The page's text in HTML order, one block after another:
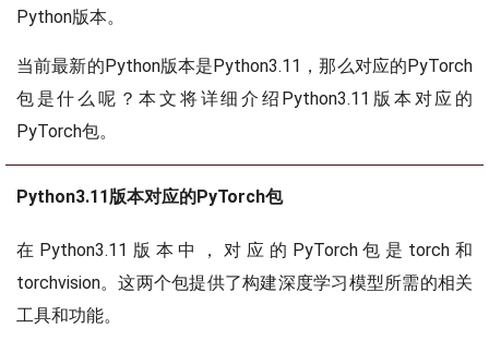
Python版本。
当前最新的Python版本是Python3.11，那么对应的PyTorch
包是什么呢？本文将详细介绍Python3.11版本对应的
PyTorch包。
Python3.11版本对应的PyTorch包
在Python3.11版本中，对应的PyTorch包是torch和
torchvision。这两个包提供了构建深度学习模型所需的相关
工具和功能。